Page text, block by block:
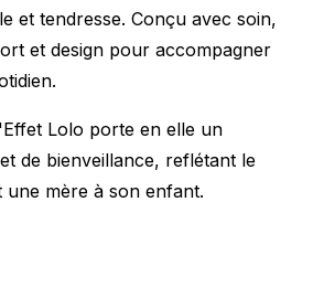
et tendresse. Conçu avec soin,
et design pour accompagner
Lolo porte en elle un
de bienveillance, reflétant le
une mère à son enfant.